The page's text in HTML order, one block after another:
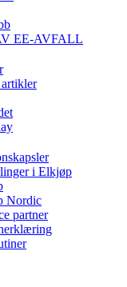
EE-AVFALL
i Elkjøp
Nordic
partner